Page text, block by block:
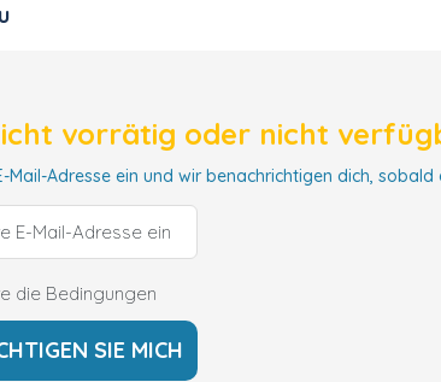
vorrätig oder nicht
Mail-Adresse ein und wir benachrichtigen dich,
die Bedingungen